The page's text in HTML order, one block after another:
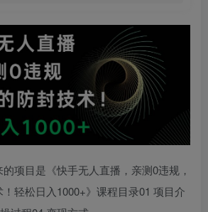
项目是《快手无人直播，亲测0违规，
轻松日入1000+》课程目录01 项目介